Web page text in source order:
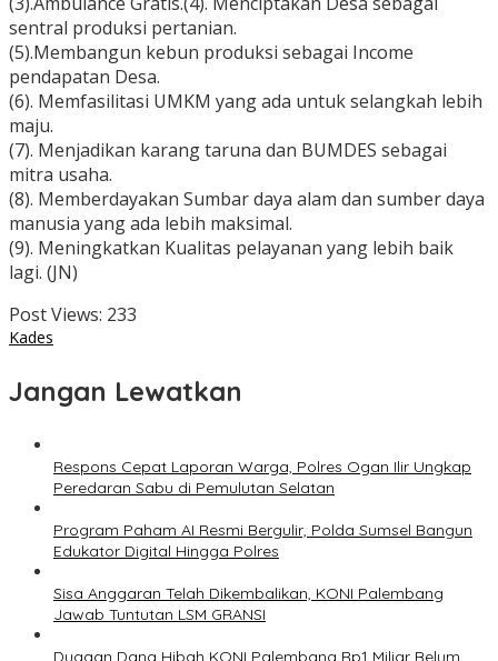
sentral produksi pertanian.
(5).Membangun kebun produksi sebagai Income
pendapatan Desa.
(6). Memfasilitasi UMKM yang ada untuk selangkah lebih
maju.
(7). Menjadikan karang taruna dan BUMDES sebagai
mitra usaha.
(8). Memberdayakan Sumbar daya alam dan sumber daya
manusia yang ada lebih maksimal.
(9). Meningkatkan Kualitas pelayanan yang lebih baik
lagi. (JN)
Post Views: 233
Kades
Jangan Lewatkan
Respons Cepat Laporan Warga, Polres Ogan Ilir Ungkap
Peredaran Sabu di Pemulutan Selatan
Program Paham AI Resmi Bergulir, Polda Sumsel Bangun
Edukator Digital Hingga Polres
Sisa Anggaran Telah Dikembalikan, KONI Palembang
Jawab Tuntutan LSM GRANSI
Dugaan Dana Hibah KONI Palembang Rp1 Miliar Belum